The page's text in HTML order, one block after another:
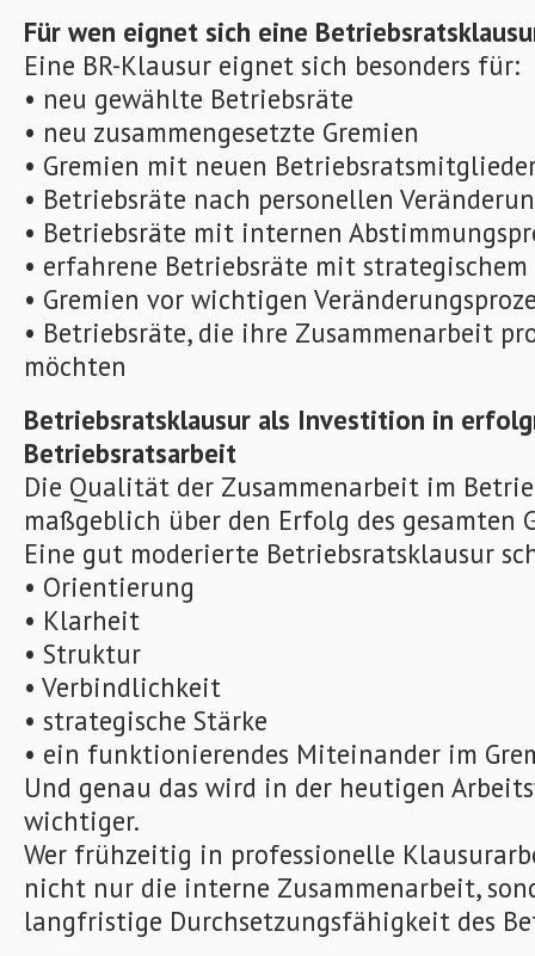
Für wen eignet sich eine
Eine BR-Klausur eignet sich besonders für:
• neu gewählte Betriebsräte
• neu zusammengesetzte Gremien
• Gremien mit neuen
• Betriebsräte nach personellen
• Betriebsräte mit internen
• erfahrene Betriebsräte mit
• Gremien vor wichtigen
• Betriebsräte, die ihre Zusammenarbeit
möchten
Betriebsratsklausur als Investition in
Betriebsratsarbeit
Die Qualität der Zusammenarbeit im
maßgeblich über den Erfolg des gesamten
Eine gut moderierte Betriebsratsklausur
• Orientierung
• Klarheit
• Struktur
• Verbindlichkeit
• strategische Stärke
• ein funktionierendes Miteinander im
Und genau das wird in der heutigen
wichtiger.
Wer frühzeitig in professionelle
nicht nur die interne Zusammenarbeit,
langfristige Durchsetzungsfähigkeit des